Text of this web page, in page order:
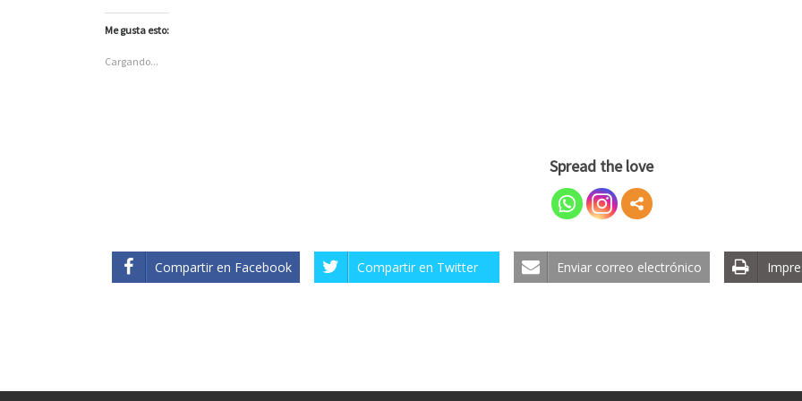
Me gusta esto:
Cargando...
Spread the love
Compartir en Facebook Compartir en Twitter Enviar correo electrónico